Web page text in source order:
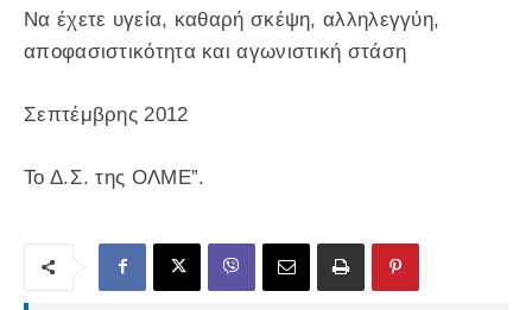
Να έχετε υγεία, καθαρή σκέψη, αλληλεγγύη,
αποφασιστικότητα και αγωνιστική στάση
Σεπτέμβρης 2012
Το Δ.Σ. της ΟΛΜΕ”.